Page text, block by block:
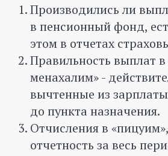
Производились ли
в пенсионный фонд,
этом в отчетах
Правильность выплат в
менахалим» -
вычтенные из
до пункта назначения.
Отчисления в
отчетность за весь